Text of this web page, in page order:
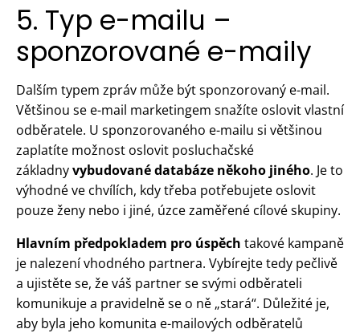
5. Typ e-mailu –
sponzorované e-maily
Dalším typem zpráv může být sponzorovaný e-mail.
Většinou se e-mail marketingem snažíte oslovit vlastní
odběratele. U sponzorovaného e-mailu si většinou
zaplatíte možnost oslovit posluchačské
základnyvybudované databáze někoho jiného. Je to
výhodné ve chvílích, kdy třeba potřebujete oslovit
pouze ženy nebo i jiné, úzce zaměřené cílové skupiny.
Hlavním předpokladem pro úspěch takové kampaně
je nalezení vhodného partnera. Vybírejte tedy pečlivě
a ujistěte se, že váš partner se svými odběrateli
komunikuje a pravidelně se o ně „stará“. Důležité je,
aby byla jeho komunita e-mailových odběratelů